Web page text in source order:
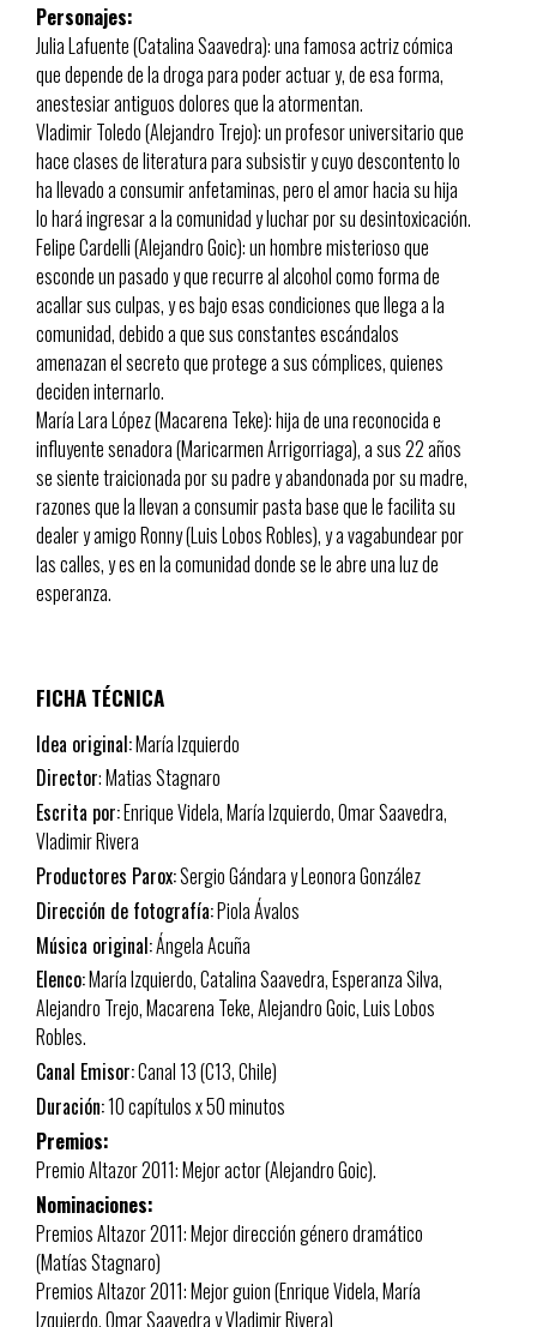
Personajes:
Julia Lafuente (Catalina Saavedra): una famosa actriz cómica
que depende de la droga para poder actuar y, de esa forma,
anestesiar antiguos dolores que la atormentan.
Vladimir Toledo (Alejandro Trejo): un profesor universitario que
hace clases de literatura para subsistir y cuyo descontento lo
ha llevado a consumir anfetaminas, pero el amor hacia su hija
lo hará ingresar a la comunidad y luchar por su desintoxicación.
Felipe Cardelli (Alejandro Goic): un hombre misterioso que
esconde un pasado y que recurre al alcohol como forma de
acallar sus culpas, y es bajo esas condiciones que llega a la
comunidad, debido a que sus constantes escándalos
amenazan el secreto que protege a sus cómplices, quienes
deciden internarlo.
María Lara López (Macarena Teke): hija de una reconocida e
influyente senadora (Maricarmen Arrigorriaga), a sus 22 años
se siente traicionada por su padre y abandonada por su madre,
razones que la llevan a consumir pasta base que le facilita su
dealer y amigo Ronny (Luis Lobos Robles), y a vagabundear por
las calles, y es en la comunidad donde se le abre una luz de
esperanza.
FICHA TÉCNICA
Idea original:María Izquierdo
Director: Matias Stagnaro
Escrita por:Enrique Videla, María Izquierdo, Omar Saavedra,
Vladimir Rivera
Productores Parox:Sergio Gándara y Leonora González
Dirección de fotografía:Piola Ávalos
Música original:Ángela Acuña
Elenco:María Izquierdo, Catalina Saavedra, Esperanza Silva,
Alejandro Trejo, Macarena Teke, Alejandro Goic, Luis Lobos
Robles.
Canal Emisor:Canal 13 (C13, Chile)
Duración:10 capítulos x 50 minutos
Premios:
Premio Altazor 2011: Mejor actor (Alejandro Goic).
Nominaciones:
Premios Altazor 2011: Mejor dirección género dramático
(Matías Stagnaro)
Premios Altazor 2011: Mejor guion (Enrique Videla, María
Izquierdo, Omar Saavedra y Vladimir Rivera)